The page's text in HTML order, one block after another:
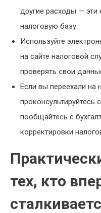
другие расходы — эти
налоговую базу.
Используйте
на сайте налоговой
проверять свои
Если вы переехали на
проконсультируйтесь
пообщайтесь с
корректировки
тех, кто